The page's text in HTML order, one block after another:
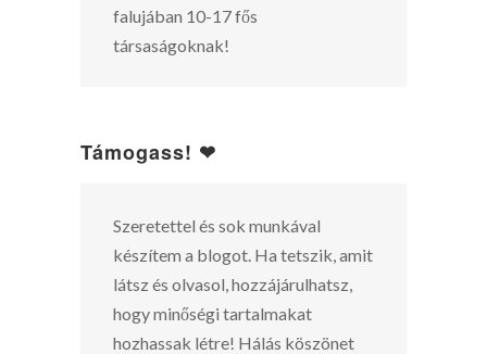
falujában 10-17 fős
társaságoknak!
Támogass! ❤
Szeretettel és sok munkával
készítem a blogot. Ha tetszik, amit
látsz és olvasol, hozzájárulhatsz,
hogy minőségi tartalmakat
hozhassak létre! Hálás köszönet